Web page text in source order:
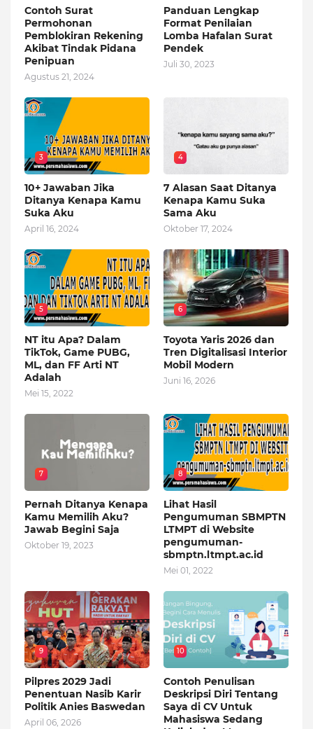
Contoh Surat
Permohonan
Pemblokiran Rekening
Akibat Tindak Pidana
Penipuan
Agustus 21, 2024
Panduan Lengkap
Format Penilaian
Lomba Hafalan Surat
Pendek
Juli 30, 2023
3
10+ Jawaban Jika
Ditanya Kenapa Kamu
Suka Aku
April 16, 2024
4
7 Alasan Saat Ditanya
Kenapa Kamu Suka
Sama Aku
Oktober 17, 2024
5
NT itu Apa? Dalam
TikTok, Game PUBG,
ML, dan FF Arti NT
Adalah
Mei 15, 2022
6
Toyota Yaris 2026 dan
Tren Digitalisasi Interior
Mobil Modern
Juni 16, 2026
7
Pernah Ditanya Kenapa
Kamu Memilih Aku?
Jawab Begini Saja
Oktober 19, 2023
8
Lihat Hasil
Pengumuman SBMPTN
LTMPT di Website
pengumuman-
sbmptn.ltmpt.ac.id
Mei 01, 2022
9
Pilpres 2029 Jadi
Penentuan Nasib Karir
Politik Anies Baswedan
April 06, 2026
10
Contoh Penulisan
Deskripsi Diri Tentang
Saya di CV Untuk
Mahasiswa Sedang